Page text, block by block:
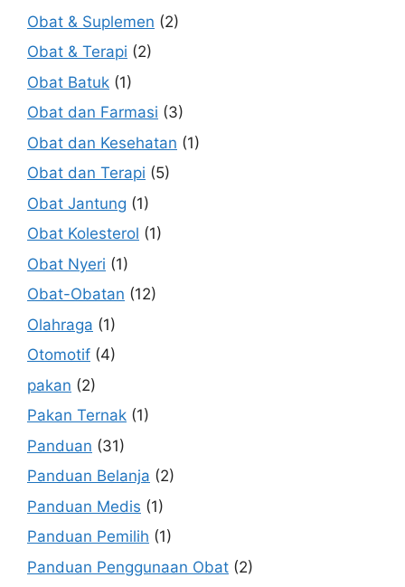
Obat & Suplemen (2)
Obat & Terapi (2)
Obat Batuk (1)
Obat dan Farmasi (3)
Obat dan Kesehatan (1)
Obat dan Terapi (5)
Obat Jantung (1)
Obat Kolesterol (1)
Obat Nyeri (1)
Obat-Obatan (12)
Olahraga (1)
Otomotif (4)
pakan (2)
Pakan Ternak (1)
Panduan (31)
Panduan Belanja (2)
Panduan Medis (1)
Panduan Pemilih (1)
Panduan Penggunaan Obat (2)